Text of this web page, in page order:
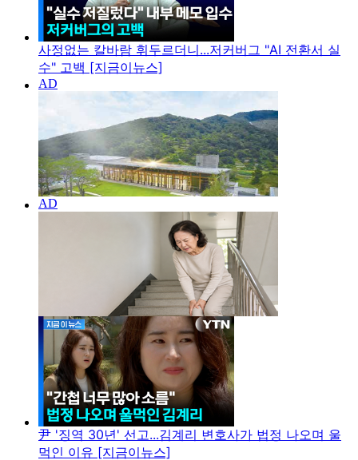
사정없는 칼바람 휘두르더니...저커버그 "AI 전환서 실
수" 고백 [지금이뉴스]
尹 '징역 30년' 선고...김계리 변호사가 법정 나오며 울
먹인 이유 [지금이뉴스]